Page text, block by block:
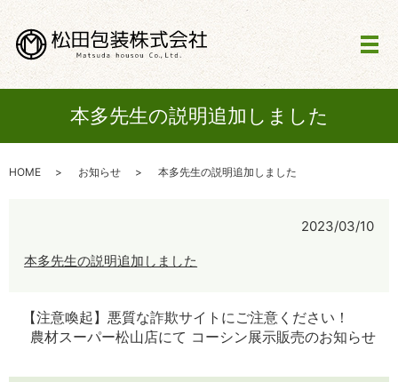
メ
本多先生の説明追加しました
HOME お知らせ 本多先生の説明追加しました
2023/03/10
本多先生の説明追加しました
【注意喚起】悪質な詐欺サイトにご注意ください！
農材スーパー松山店にて コーシン展示販売のお知らせ